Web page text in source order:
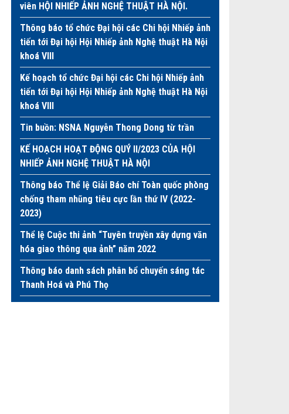
viên HỘI NHIẾP ẢNH NGHỆ THUẬT HÀ NỘI.
Thông báo tổ chức Đại hội các Chi hội Nhiếp ảnh
tiến tới Đại hội Hội Nhiếp ảnh Nghệ thuật Hà Nội
khoá VIII
Kế hoạch tổ chức Đại hội các Chi hội Nhiếp ảnh
tiến tới Đại hội Hội Nhiếp ảnh Nghệ thuật Hà Nội
khoá VIII
Tin buồn: NSNA Nguyễn Thong Dong từ trần
KẾ HOẠCH HOẠT ĐỘNG QUÝ II/2023 CỦA HỘI
NHIẾP ẢNH NGHỆ THUẬT HÀ NỘI
Thông báo Thể lệ Giải Báo chí Toàn quốc phòng
chống tham nhũng tiêu cực lần thứ IV (2022-
2023)
Thể lệ Cuộc thi ảnh “Tuyên truyền xây dựng văn
hóa giao thông qua ảnh” năm 2022
Thông báo danh sách phân bổ chuyến sáng tác
Thanh Hoá và Phú Thọ